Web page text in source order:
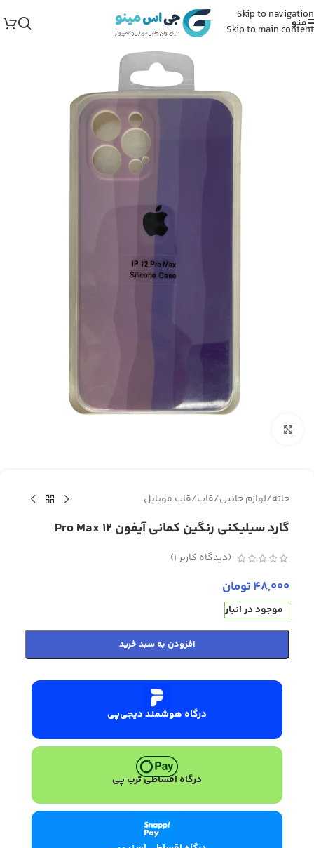
Skip to navigation
Skip to main content
منو
خانه/لوازم جانبی/قاب/قاب موبایل
گارد سیلیکنی رنگین کمانی آیفون 12 Pro Max
(دیدگاه کاربر1
)
48,000تومان
موجود در انبار
افزودن به سبد خرید
درگاه هوشمند دیجی‌پی
درگاه اقساطی ترب پی